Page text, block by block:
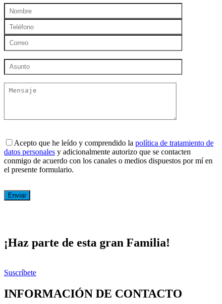
Acepto que he leído y comprendido la política de tratamiento de
datos personales y adicionalmente autorizo que se contacten
conmigo de acuerdo con los canales o medios dispuestos por mí en
el presente formulario.
¡Haz parte de esta gran Familia!
Suscríbete
INFORMACIÓN DE CONTACTO